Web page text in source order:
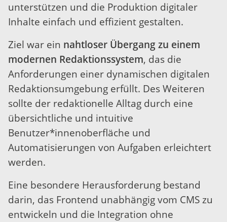
unterstützen und die Produktion digitaler
Inhalte einfach und effizient gestalten.
Ziel war ein nahtloser Übergang zu einem
modernen Redaktionssystem, das die
Anforderungen einer dynamischen digitalen
Redaktionsumgebung erfüllt. Des Weiteren
sollte der redaktionelle Alltag durch eine
übersichtliche und intuitive
Benutzer*innenoberfläche und
Automatisierungen von Aufgaben erleichtert
werden.
Eine besondere Herausforderung bestand
darin, das Frontend unabhängig vom CMS zu
entwickeln und die Integration ohne